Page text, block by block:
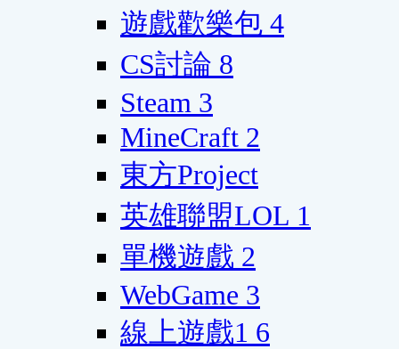
遊戲歡樂包 4
CS討論 8
Steam 3
MineCraft 2
東方Project
英雄聯盟LOL 1
單機遊戲 2
WebGame 3
線上遊戲1 6